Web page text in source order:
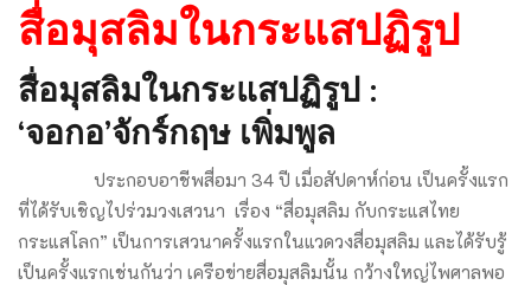
สื่อมุสลิมในกระแสปฏิรูป
สื่อมุสลิมในกระแสปฏิรูป :
‘จอกอ’จักร์กฤษ เพิ่มพูล
ประกอบอาชีพสื่อมา 34 ปี เมื่อสัปดาห์ก่อน เป็นครั้งแรก
ที่ได้รับเชิญไปร่วมวงเสวนา เรื่อง “สื่อมุสลิม กับกระแสไทย
กระแสโลก” เป็นการเสวนาครั้งแรกในแวดวงสื่อมุสลิม และได้รับรู้
เป็นครั้งแรกเช่นกันว่า เครือข่ายสื่อมุสลิมนั้น กว้างใหญ่ไพศาลพอ